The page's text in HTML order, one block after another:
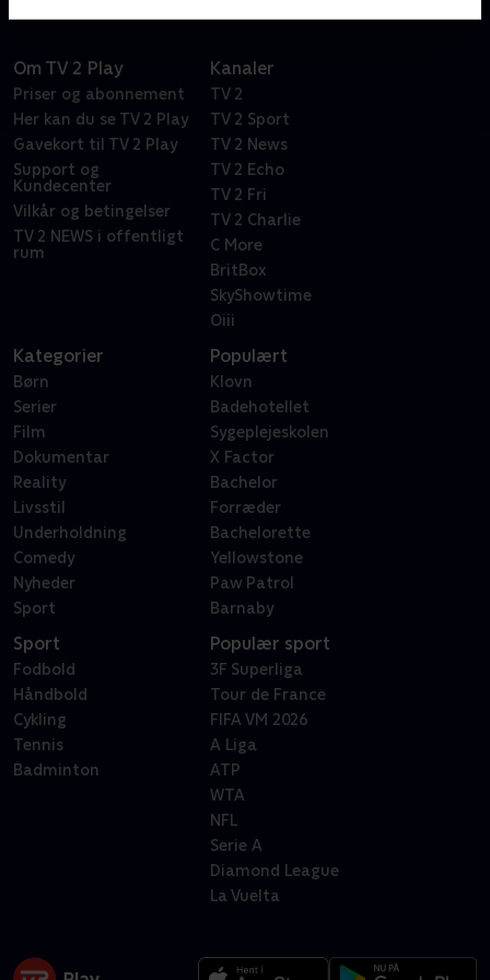
Om TV 2 Play
Priser og abonnement
Her kan du se TV 2 Play
Gavekort til TV 2 Play
Support og
Kundecenter
Vilkår og betingelser
TV 2 NEWS i offentligt
rum
Kanaler
TV 2
TV 2 Sport
TV 2 News
TV 2 Echo
TV 2 Fri
TV 2 Charlie
C More
BritBox
SkyShowtime
Oiii
Kategorier
Børn
Serier
Film
Dokumentar
Reality
Livsstil
Underholdning
Comedy
Nyheder
Sport
Populært
Klovn
Badehotellet
Sygeplejeskolen
X Factor
Bachelor
Forræder
Bachelorette
Yellowstone
Paw Patrol
Barnaby
Sport
Fodbold
Håndbold
Cykling
Tennis
Badminton
Populær sport
3F Superliga
Tour de France
FIFA VM 2026
A Liga
ATP
WTA
NFL
Serie A
Diamond League
La Vuelta